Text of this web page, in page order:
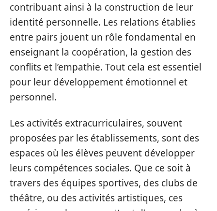
contribuant ainsi à la construction de leur
identité personnelle. Les relations établies
entre pairs jouent un rôle fondamental en
enseignant la coopération, la gestion des
conflits et l’empathie. Tout cela est essentiel
pour leur développement émotionnel et
personnel.
Les activités extracurriculaires, souvent
proposées par les établissements, sont des
espaces où les élèves peuvent développer
leurs compétences sociales. Que ce soit à
travers des équipes sportives, des clubs de
théâtre, ou des activités artistiques, ces